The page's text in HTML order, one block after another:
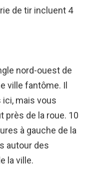
de tir incluent 4
nord-ouest de
ville fantôme. Il
mais vous
près de la roue. 10
à gauche de la
autour des
la ville.